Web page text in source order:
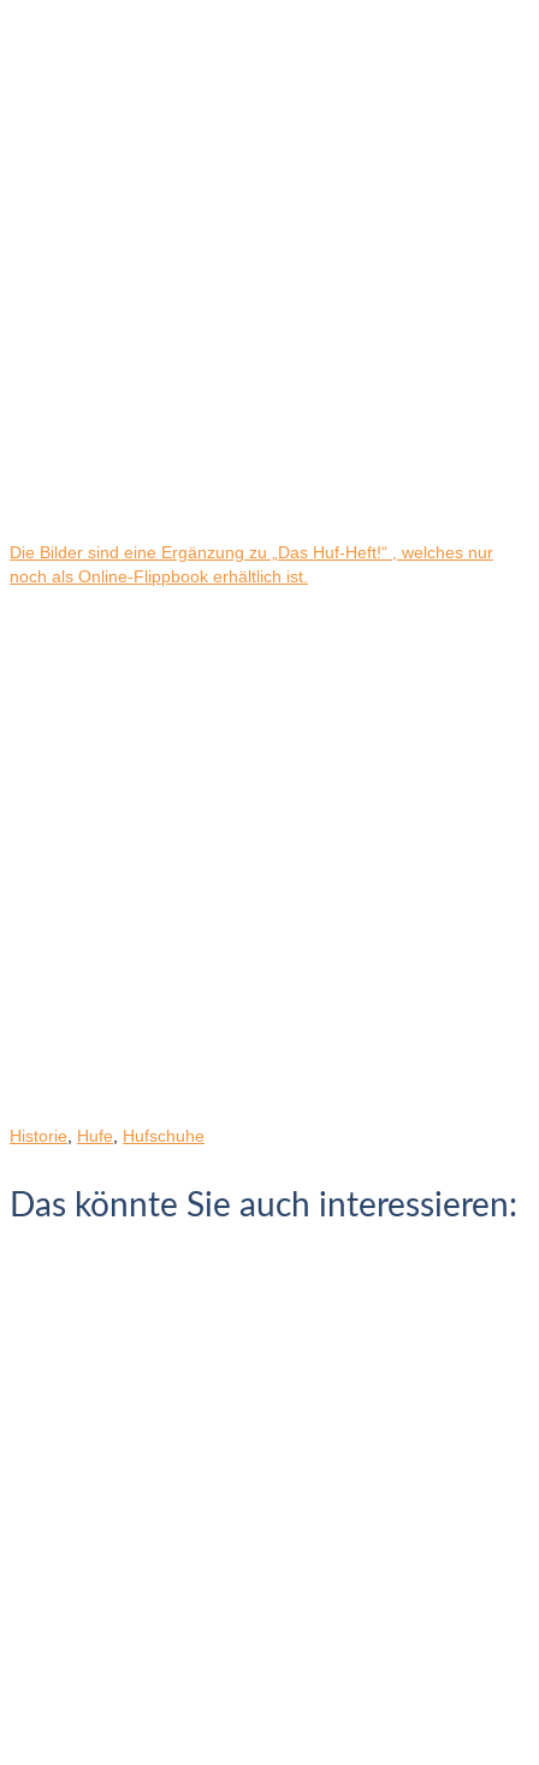
Die Bilder sind eine Ergänzung zu „Das Huf-Heft!“ , welches nur
noch als Online-Flippbook erhältlich ist.
Historie Hufe Hufschuhe
Das könnte Sie auch interessieren: